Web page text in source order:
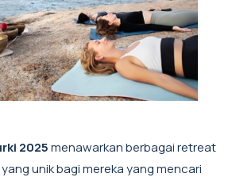
2025menawarkan berbagai retreat
unik bagi mereka yang mencari